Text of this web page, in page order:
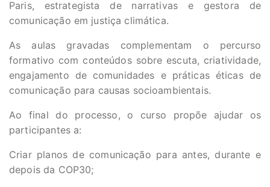
Paris, estrategista de narrativas e gestora de
comunicação em justiça climática.
As aulas gravadas complementam o percurso
formativo com conteúdos sobre escuta, criatividade,
engajamento de comunidades e práticas éticas de
comunicação para causas socioambientais.
Ao final do processo, o curso propõe ajudar os
participantes a:
Criar planos de comunicação para antes, durante e
depois da COP30;